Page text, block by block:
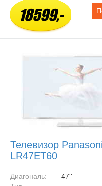
18599,-
Телевизор
LR47ET60
Диагональ:
47''